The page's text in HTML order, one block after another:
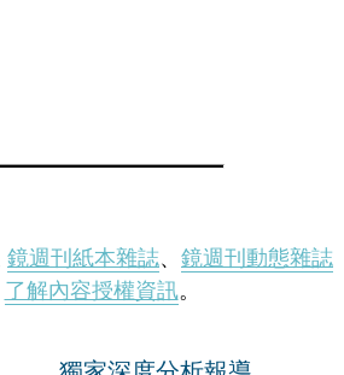
鏡週刊紙本雜誌、 鏡週刊動態雜誌
了解內容授權資訊。